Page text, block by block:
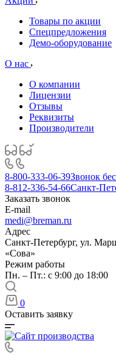
Товары по акции
Спецпредложения
Демо-оборудование
О нас
О компании
Лицензии
Отзывы
Реквизиты
Производители
8-800-333-06-39Звонок
8-812-336-54-66Санкт-
Заказать звонок
E-mail
medi@breman.ru
Адрес
Санкт-Петербург, ул.
«Сова»
Режим работы
Пн. – Пт.: с 9:00 до 18:00
0
Оставить заявку